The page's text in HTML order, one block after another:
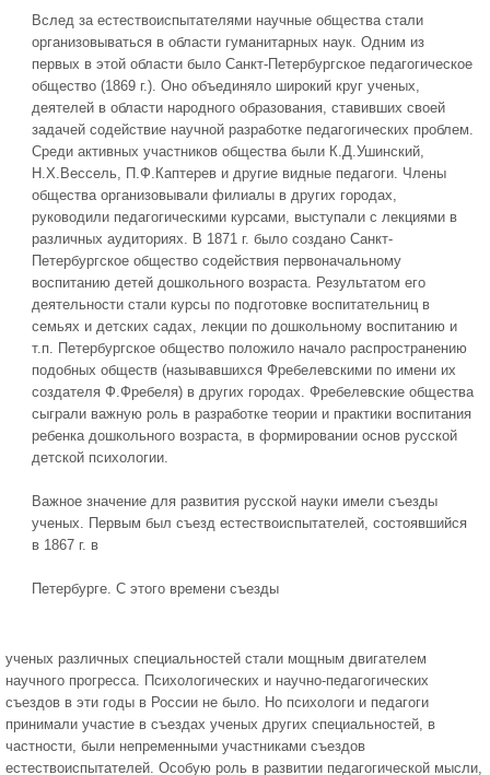
Вслед за естествоиспытателями научные общества стали
организовываться в области гуманитарных наук. Одним из
первых в этой области было Санкт-Петербургское педагогическое
общество (1869 г.). Оно объединяло широкий круг ученых,
деятелей в области народного образования, ставивших своей
задачей содействие научной разработке педагогических проблем.
Среди активных участников общества были К.Д.Ушинский,
Н.Х.Вессель, П.Ф.Каптерев и другие видные педагоги. Члены
общества организовывали филиалы в других городах,
руководили педагогическими курсами, выступали с лекциями в
различных аудиториях. В 1871 г. было создано Санкт-
Петербургское общество содействия первоначальному
воспитанию детей дошкольного возраста. Результатом его
деятельности стали курсы по подготовке воспитательниц в
семьях и детских садах, лекции по дошкольному воспитанию и
т.п. Петербургское общество положило начало распространению
подобных обществ (называвшихся Фребелевскими по имени их
создателя Ф.Фребеля) в других городах. Фребелевские общества
сыграли важную роль в разработке теории и практики воспитания
ребенка дошкольного возраста, в формировании основ русской
детской психологии.
Важное значение для развития русской науки имели съезды
ученых. Первым был съезд естествоиспытателей, состоявшийся
в 1867 г. в
Петербурге. С этого времени съезды
ученых различных специальностей стали мощным двигателем
научного прогресса. Психологических и научно-педагогических
съездов в эти годы в России не было. Но психологи и педагоги
принимали участие в съездах ученых других специальностей, в
частности, были непременными участниками съездов
естествоиспытателей. Особую роль в развитии педагогической мысли,